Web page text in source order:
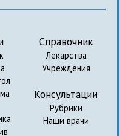
Справочник
Лекарства
Учреждения
Консультации
Рубрики
Наши врачи